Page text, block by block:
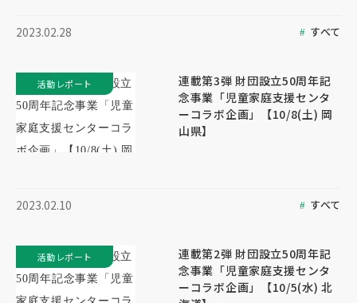
2023.02.28 すべて
連載第3弾 財団設立50周年記
念事業「児童家庭支援センタ
ーコラボ企画」【10/8(土) 岡
山県】
2023.02.10 すべて
活動レポート
連載第2弾 財団設立50周年記
念事業「児童家庭支援センタ
ーコラボ企画」【10/5(水) 北
活動レポート